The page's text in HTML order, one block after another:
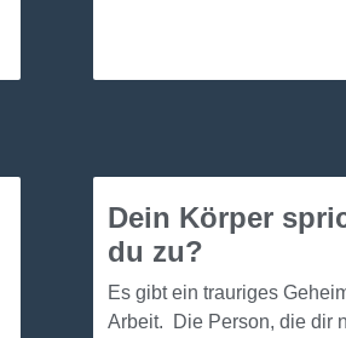
Dein Körper
du zu?
Es gibt ein trauriges
Arbeit. Die Person, die dir